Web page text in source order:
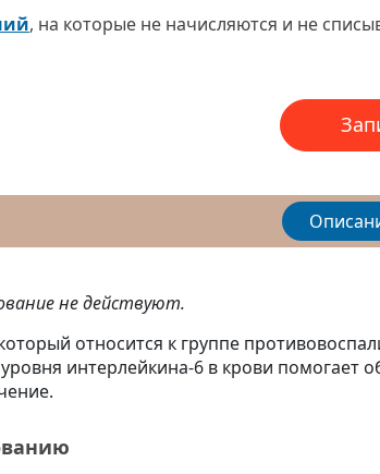
, на которые не начисляются и не
не действуют.
относится к группе
интерлейкина-6 в крови